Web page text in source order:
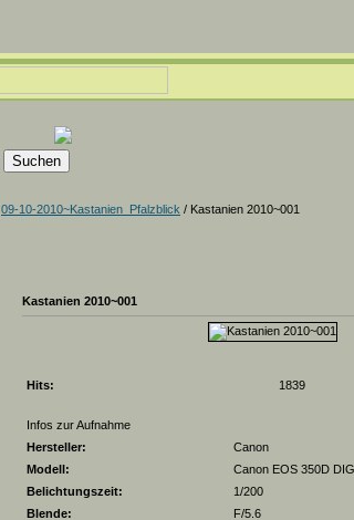
09-10-2010~Kastanien_Pfalzblick / Kastanien 2010~001
Kastanien 2010~001
Hits: 1839
Infos zur Aufnahme
Hersteller:
Canon
Modell:
Canon EOS 350D
Belichtungszeit:
1/200
Blende:
F/5.6